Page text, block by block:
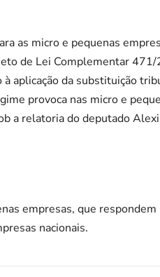
as micro e pequenas
de Lei Complementar
aplicação da substituição
provoca nas micro e
a relatoria do deputado
empresas, que
nacionais.